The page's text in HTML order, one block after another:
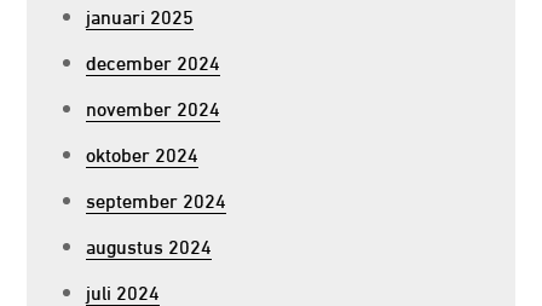
januari 2025
december 2024
november 2024
oktober 2024
september 2024
augustus 2024
juli 2024